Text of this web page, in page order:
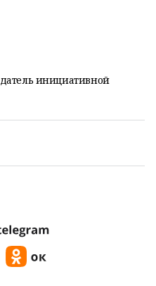
инициативной